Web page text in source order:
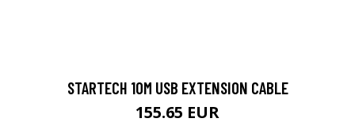
STARTECH 10M USB EXTENSION CABLE
155.65 EUR